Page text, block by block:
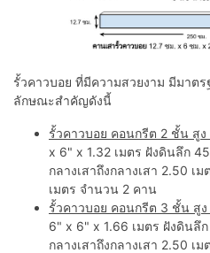
รั้วคาวบอย ที่มีความสวยงาม มีมาต
ลักษณะสำคัญดังนี้
รั้วคาวบอย คอนกรีต 2 ชั้น สู
x 6" x 1.32 เมตร ฝังดินลึก
กลางเสาถึงกลางเสา 2.50
เมตร จำนวน 2 คาน
รั้วคาวบอย คอนกรีต 3 ชั้น สูง
6" x 6" x 1.66 เมตร ฝังดินลึ
กลางเสาถึงกลางเสา 2.50